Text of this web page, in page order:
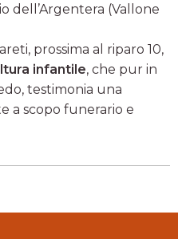
dell’Argentera (Vallone
prossima al riparo 10,
infantile, che pur in
testimonia una
a scopo funerario e